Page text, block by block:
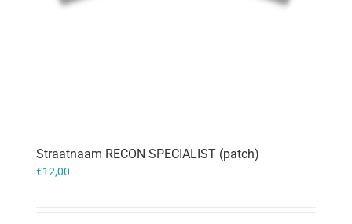
Straatnaam RECON SPECIALIST (patch)
€12,00